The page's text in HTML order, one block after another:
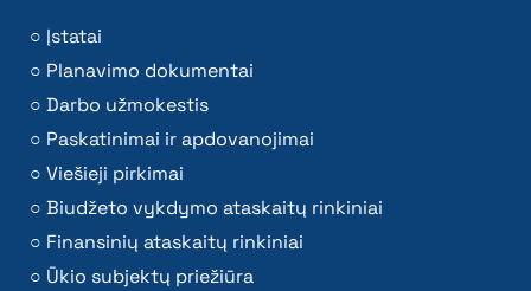
Įstatai
Planavimo dokumentai
Darbo užmokestis
Paskatinimai ir apdovanojimai
Viešieji pirkimai
Biudžeto vykdymo ataskaitų rinkiniai
Finansinių ataskaitų rinkiniai
Ūkio subjektų priežiūra